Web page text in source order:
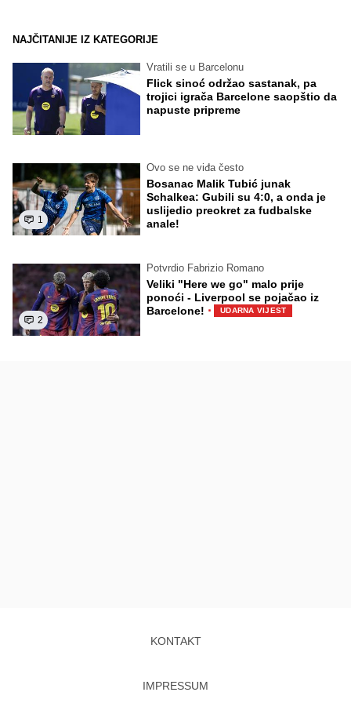
NAJČITANIJE IZ KATEGORIJE
Vratili se u Barcelonu
Flick sinoć održao sastanak, pa
trojici igrača Barcelone saopštio da
napuste pripreme
1
Ovo se ne viđa često
Bosanac Malik Tubić junak
Schalkea: Gubili su 4:0, a onda je
uslijedio preokret za fudbalske
anale!
2
Potvrdio Fabrizio Romano
Veliki "Here we go" malo prije
ponoći - Liverpool se pojačao iz
Barcelone! · UDARNA VIJEST
KONTAKT
IMPRESSUM